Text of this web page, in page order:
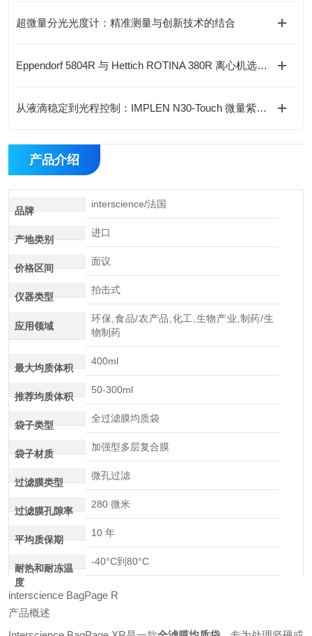
超微量分光光度计：精准测量与创新技术的结合
Eppendorf 5804R 与 Hettich ROTINA 380R 离心机选型对比与指导
从液滴稳定到光程控制：IMPLEN N30-Touch 微量紫外可见分光检测技术解析
产品介绍
品牌
interscience/法国
产地类别
进口
价格区间
面议
仪器类型
拍击式
应用领域
环保,食品/农产品,化工,生物产业,制药/生
物制药
最大均质体积
400ml
推荐均质体积
50-300ml
袋子类型
全过滤膜均质袋
袋子材质
加强型多层复合膜
过滤膜类型
微孔过滤
过滤膜孔隙率
280 微米
平均质保期
10 年
耐热和耐冻温
度
-40°C到80°C
interscience BagPage R
产品概述